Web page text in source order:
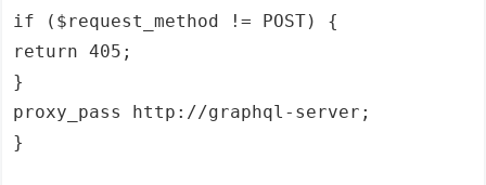
if ($request_method != POST) {
return 405;
}
proxy_pass http://graphql-server;
}